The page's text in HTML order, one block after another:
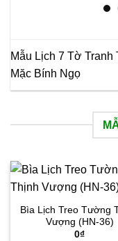
Mẫu Lịch 7 Tờ Tranh
Mặc Bính Ngọ
Bìa Lịch Treo Tường
Vượng (HN-36)
0₫